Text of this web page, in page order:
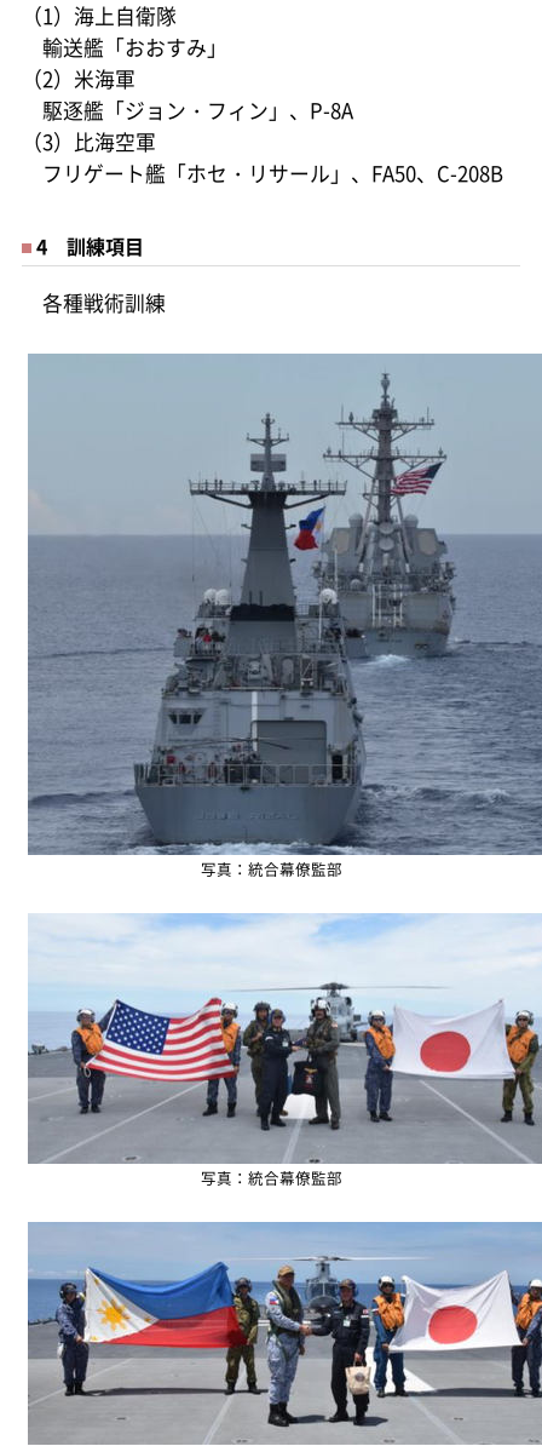
（1）海上自衛隊
輸送艦「おおすみ」
（2）米海軍
駆逐艦「ジョン・フィン」、P-8A
（3）比海空軍
フリゲート艦「ホセ・リサール」、FA50、C-208B
4 訓練項目
各種戦術訓練
写真：統合幕僚監部
写真：統合幕僚監部